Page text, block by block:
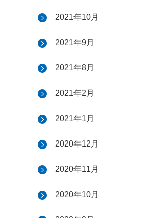
2021年10月
2021年9月
2021年8月
2021年2月
2021年1月
2020年12月
2020年11月
2020年10月